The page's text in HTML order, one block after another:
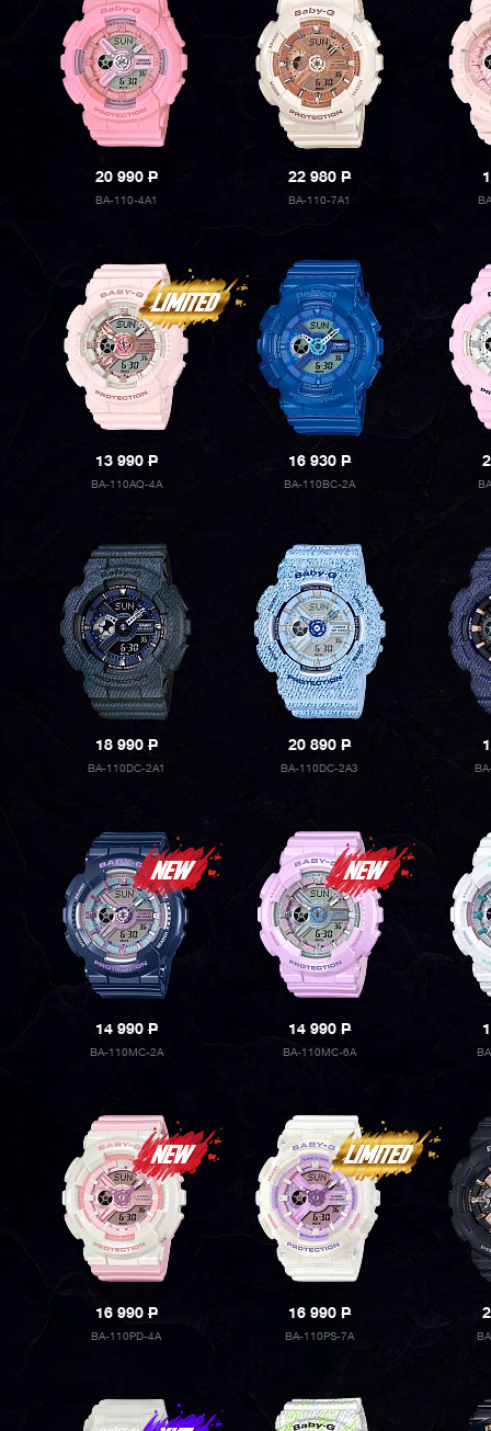
20 990P
BA-110-4A1
22 980P
BA-110-7A1
13 990P
BA-110AQ-4A
16 930P
BA-110BC-2A
18 990P
BA-110DC-2A1
20 890P
BA-110DC-2A3
14 990P
BA-110MC-2A
14 990P
BA-110MC-6A
16 990P
BA-110PD-4A
16 990P
BA-110PS-7A